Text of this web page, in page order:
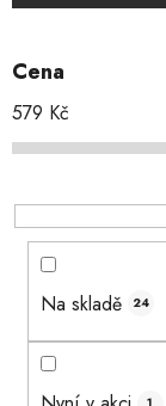
í
p
r
o
d
k
t
Cena
579 Kč
Na skladě 24